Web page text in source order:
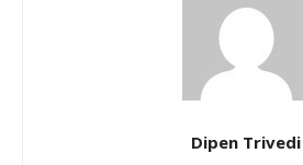
Dipen Trivedi